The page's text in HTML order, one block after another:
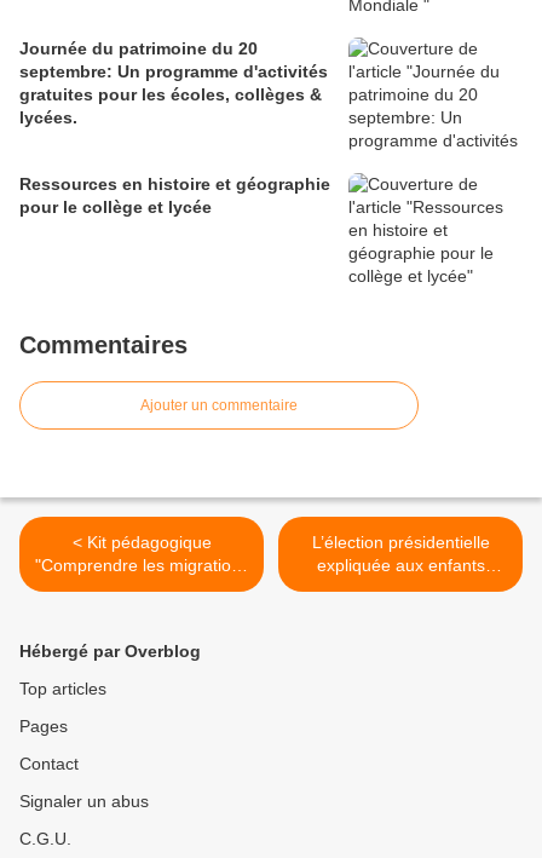
Journée du patrimoine du 20
septembre: Un programme d'activités
gratuites pour les écoles, collèges &
lycées.
Ressources en histoire et géographie
pour le collège et lycée
Commentaires
Ajouter un commentaire
< Kit pédagogique
"Comprendre les migrations
pour un accueil digne des
ans
L’élection présidentielle
expliquée aux enfants
et aux ados - Ressources à
Hébergé par Overblog
Top articles
Pages
Contact
Signaler un abus
C.G.U.